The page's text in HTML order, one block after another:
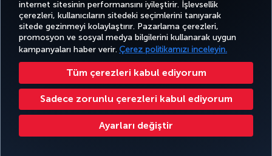
internet sitesinin performansını iyileştirir. İşlevsellik
çerezleri, kullanıcıların sitedeki seçimlerini tanıyarak
sitede gezinmeyi kolaylaştırır. Pazarlama çerezleri,
promosyon ve sosyal medya bilgilerini kullanarak uygun
kampanyaları haber verir. Çerez politikamızı inceleyin.
Tüm çerezleri kabul ediyorum
Sadece zorunlu çerezleri kabul ediyorum
Ayarları değiştir
BİLET
AL VE
YÖNET
DENEYİM
FIRSATLAR
VE UÇUŞ
NOKTALARI
YARDIM MILES&SMILES
Bilgi Toplumu Hizmetleri Erişilebilirlik Gizlilik ve Çerez Politikası Yasal Uyarı Yolcu Hakları
Çerez Ayarlarını Değiştir
Türk Hava Yolları A.O. Her hakkı saklıdır. © 1996 - 2026